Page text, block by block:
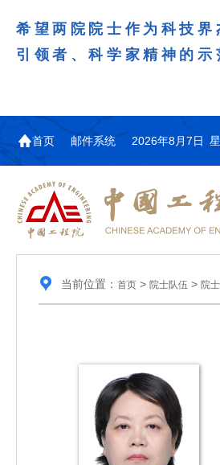
希望两院院士作为科技
引领者、科学家精神的
首页 邮件系统 2026年8月7日
当前位置： 首页> 院士队伍 > 院